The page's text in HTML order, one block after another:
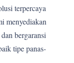
terpercaya
menyediakan
bergaransi
tipe panas-